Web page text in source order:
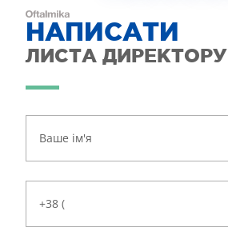
НАПИСАТИ
ЛИСТА ДИРЕКТОРУ